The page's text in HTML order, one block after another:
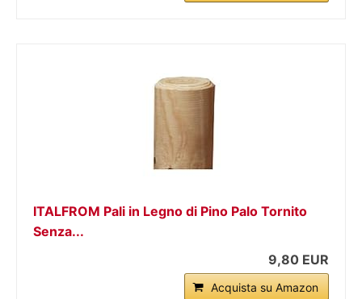
ITALFROM Pali in Legno di Pino Palo Tornito
Senza...
9,80 EUR
Acquista su Amazon